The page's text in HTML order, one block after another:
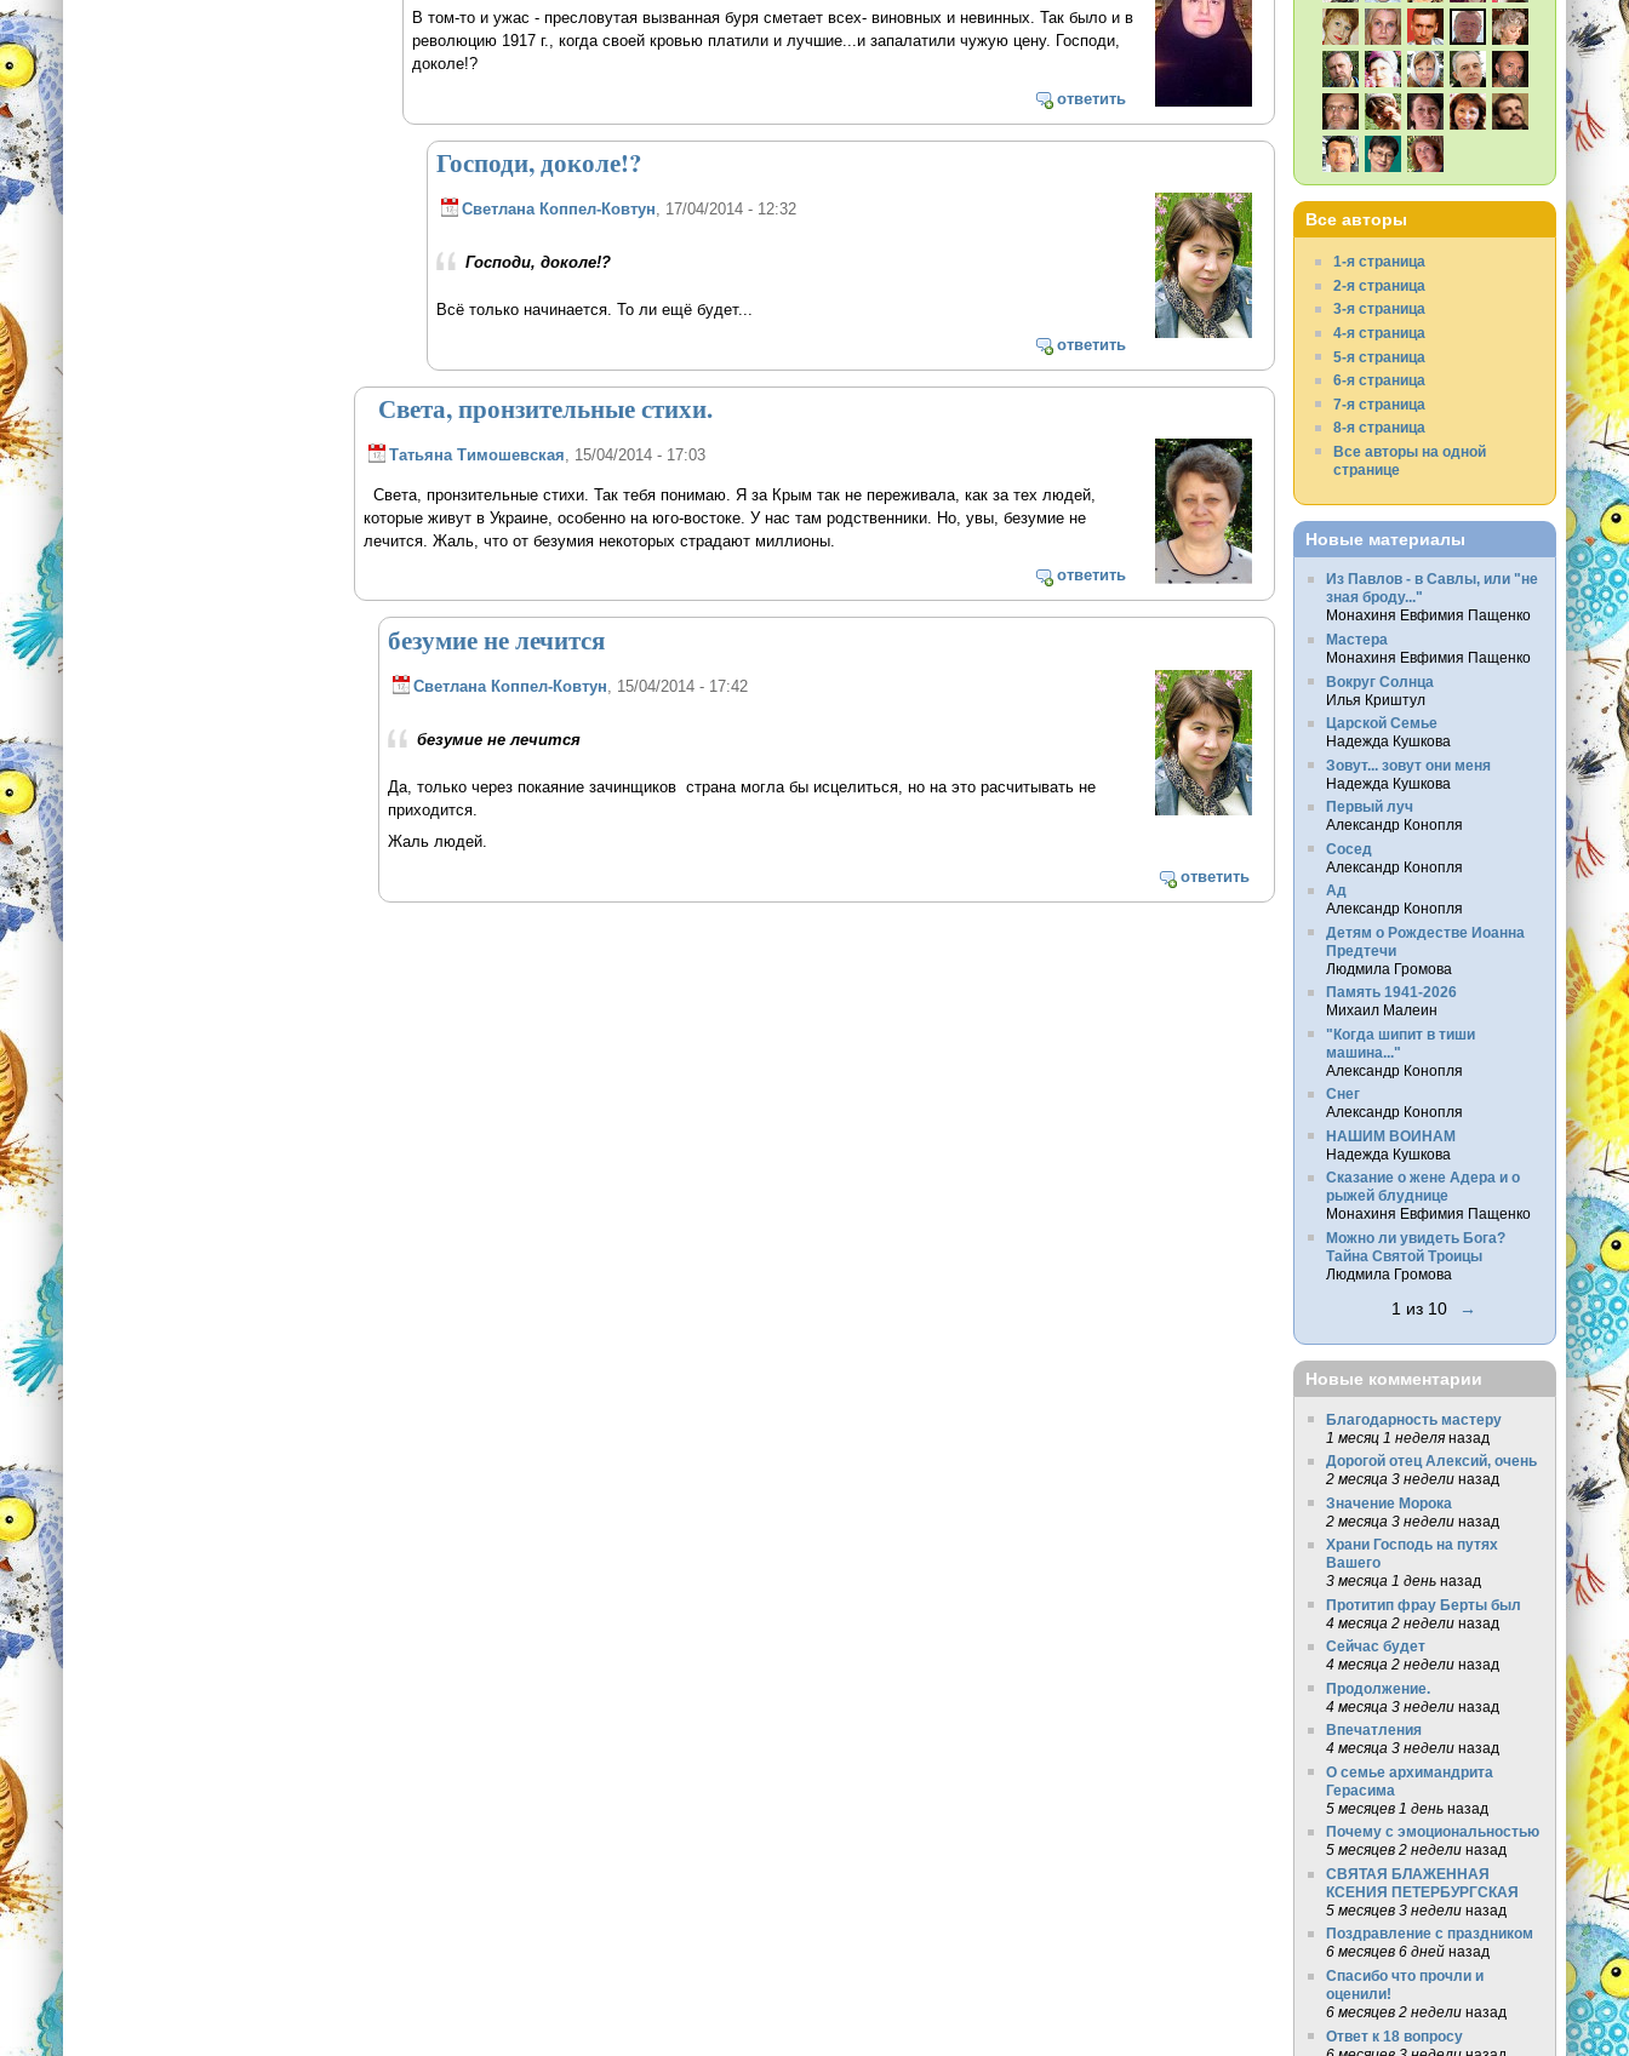
В том-то и ужас - пресловутая вызванная буря сметает всех- виновных и невинных. Так было и в
революцию 1917 г., когда своей кровью платили и лучшие...и запалатили чужую цену. Господи,
доколе!?
ответить
Господи, доколе!?
Светлана Коппел-Ковтун , 17/04/2014 - 12:32
Господи, доколе!?
Всё только начинается. То ли ещё будет...
ответить
Света, пронзительные стихи.
Татьяна Тимошевская , 15/04/2014 - 17:03
Света, пронзительные стихи. Так тебя понимаю. Я за Крым так не переживала, как за тех людей,
которые живут в Украине, особенно на юго-востоке. У нас там родственники. Но, увы, безумие не
лечится. Жаль, что от безумия некоторых страдают миллионы.
ответить
безумие не лечится
Светлана Коппел-Ковтун , 15/04/2014 - 17:42
безумие не лечится
Да, только через покаяние зачинщиков страна могла бы исцелиться, но на это расчитывать не
приходится.
Жаль людей.
ответить
Все авторы
1-я страница
2-я страница
3-я страница
4-я страница
5-я страница
6-я страница
7-я страница
8-я страница
Все авторы на одной
странице
Новые материалы
Из Павлов - в Савлы, или "не
зная броду..."
Монахиня Евфимия Пащенко
Мастера
Монахиня Евфимия Пащенко
Вокруг Солнца
Илья Криштул
Царской Семье
Надежда Кушкова
Зовут... зовут они меня
Надежда Кушкова
Первый луч
Александр Конопля
Сосед
Александр Конопля
Ад
Александр Конопля
Детям о Рождестве Иоанна
Предтечи
Людмила Громова
Память 1941-2026
Михаил Малеин
"Когда шипит в тиши
машина..."
Александр Конопля
Снег
Александр Конопля
НАШИМ ВОИНАМ
Надежда Кушкова
Сказание о жене Адера и о
рыжей блуднице
Монахиня Евфимия Пащенко
Можно ли увидеть Бога?
Тайна Святой Троицы
Людмила Громова
1 из 10 →
Новые комментарии
Благодарность мастеру
1 месяц 1 неделяназад
Дорогой отец Алексий, очень
2 месяца 3 неделиназад
Значение Морока
2 месяца 3 неделиназад
Храни Господь на путях
Вашего
3 месяца 1 деньназад
Протитип фрау Берты был
4 месяца 2 неделиназад
Сейчас будет
4 месяца 2 неделиназад
Продолжение.
4 месяца 3 неделиназад
Впечатления
4 месяца 3 неделиназад
О семье архимандрита
Герасима
5 месяцев 1 деньназад
Почему с эмоциональностью
5 месяцев 2 неделиназад
СВЯТАЯ БЛАЖЕННАЯ
КСЕНИЯ ПЕТЕРБУРГСКАЯ
5 месяцев 3 неделиназад
Поздравление с праздником
6 месяцев 6 днейназад
Спасибо что прочли и
оценили!
6 месяцев 2 неделиназад
Ответ к 18 вопросу